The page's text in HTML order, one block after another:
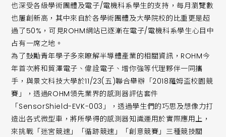
也深受各級學術團體及電子/電機科系學生的支持，每月瀏覽數
也屢創新高，其中來自於各學術團體及大學院校的比重更是超
過了50%，可見ROHM網站已逐漸在電子/電機科系學生心目中
占有一席之地。
為了鼓勵青年學子多來瞭解半導體產業的相關資訊，ROHM今
年首次將和貿澤電子、偉詮電子、增你強等代理夥伴一同攜
手，與景文科技大學於11/23(五)聯合舉辦「2018羅姆盃校園競
賽」，透過ROHM領先業界的感測器評估套件
「SensorShield-EVK-003」，透過學生們的巧思及想像力打
造出各式微型車，將所學得的感測器知識運用於實際應用上，
來挑戰「迷宮競速」「循跡競速」「創意競賽」三種競技關